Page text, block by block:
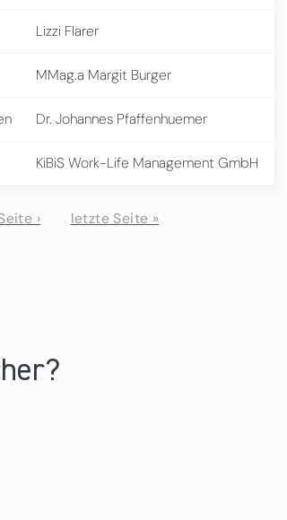
Lizzi Flarer
MMag.a Margit Burger
Dr. Johannes Pfaffenhuemer
KiBiS Work-Life Management GmbH
› letzte Seite »